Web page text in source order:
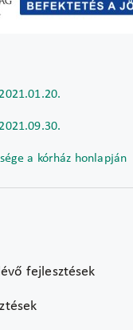
a kórház honlapján
fejlesztések